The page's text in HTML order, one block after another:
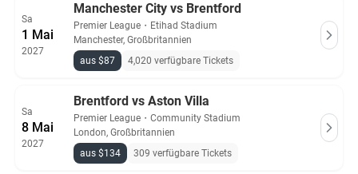
Sa
1 Mai
2027
Manchester City vs Brentford
Premier League ・ Etihad Stadium
Manchester, Großbritannien
aus $87
4,020 verfügbare Tickets
Sa
8 Mai
2027
Brentford vs Aston Villa
Premier League ・ Community Stadium
London, Großbritannien
aus $134
309 verfügbare Tickets